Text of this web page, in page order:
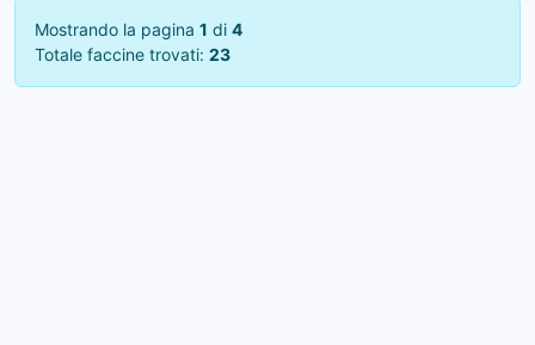
Mostrando la pagina 1 di 4
Totale faccine trovati: 23